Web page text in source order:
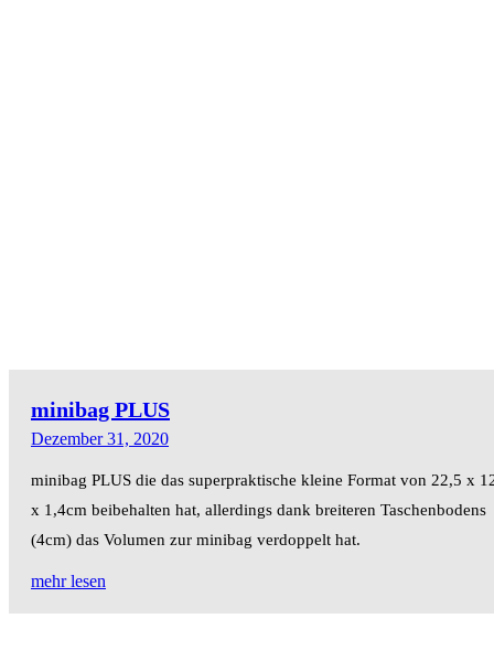
minibag PLUS
Dezember 31, 2020
minibag PLUS die das superpraktische kleine Format von 22,5 x
x 1,4cm beibehalten hat, allerdings dank breiteren Taschenbodens
(4cm) das Volumen zur minibag verdoppelt hat.
mehr lesen